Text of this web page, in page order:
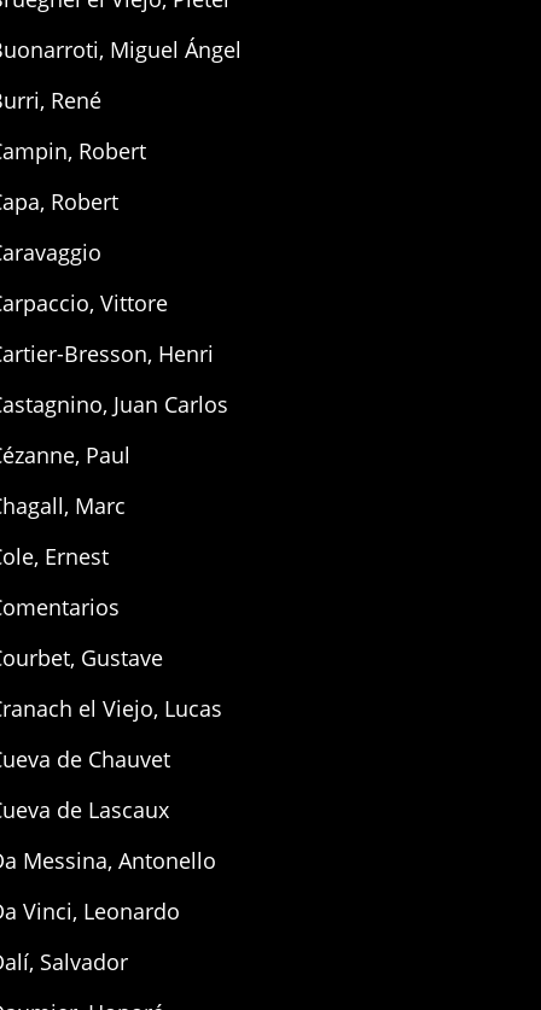
Miguel Ángel
René
Robert
Robert
Vittore
Bresson, Henri
Juan Carlos
Paul
Marc
Ernest
Gustave
el Viejo, Lucas
de Chauvet
de Lascaux
Messina, Antonello
Vinci, Leonardo
Salvador